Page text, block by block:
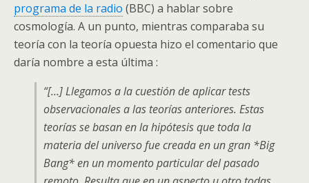
programa de la radio (BBC) a hablar sobre
cosmología. A un punto, mientras comparaba su
teoría con la teoría opuesta hizo el comentario que
daría nombre a esta última :
“[…] Llegamos a la cuestión de aplicar tests
observacionales a las teorías anteriores. Estas
teorías se basan en la hipótesis que toda la
materia del universo fue creada en un gran *Big
Bang* en un momento particular del pasado